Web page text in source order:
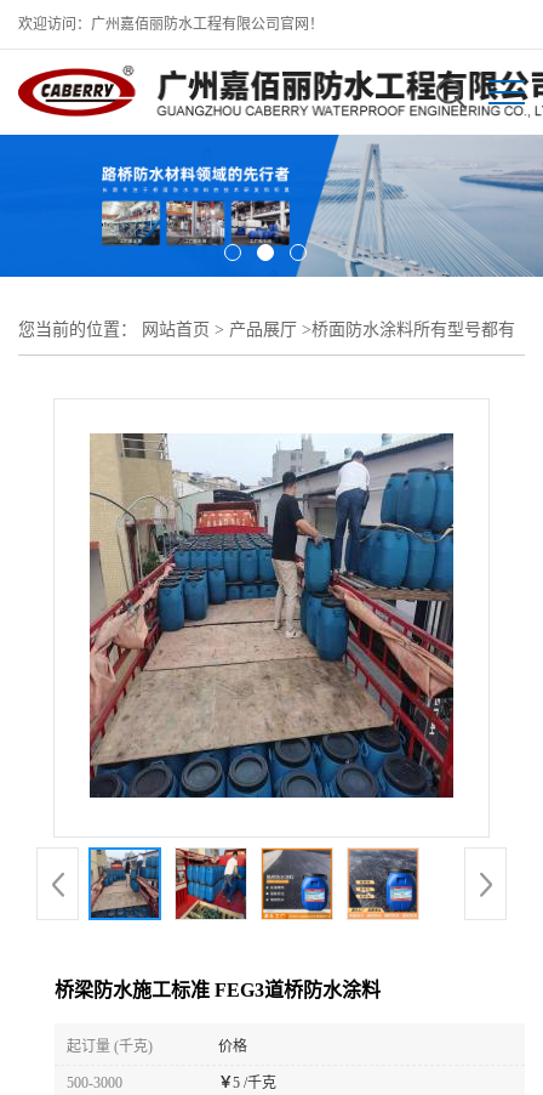
欢迎访问：广州嘉佰丽防水工程有限公司官网！
您当前的位置： 网站首页 > 产品展厅 >桥面防水涂料所有型号都有
桥梁防水施工标准 FEG3道桥防水涂料
起订量 (千克) 价格
500-3000 ￥5 /千克